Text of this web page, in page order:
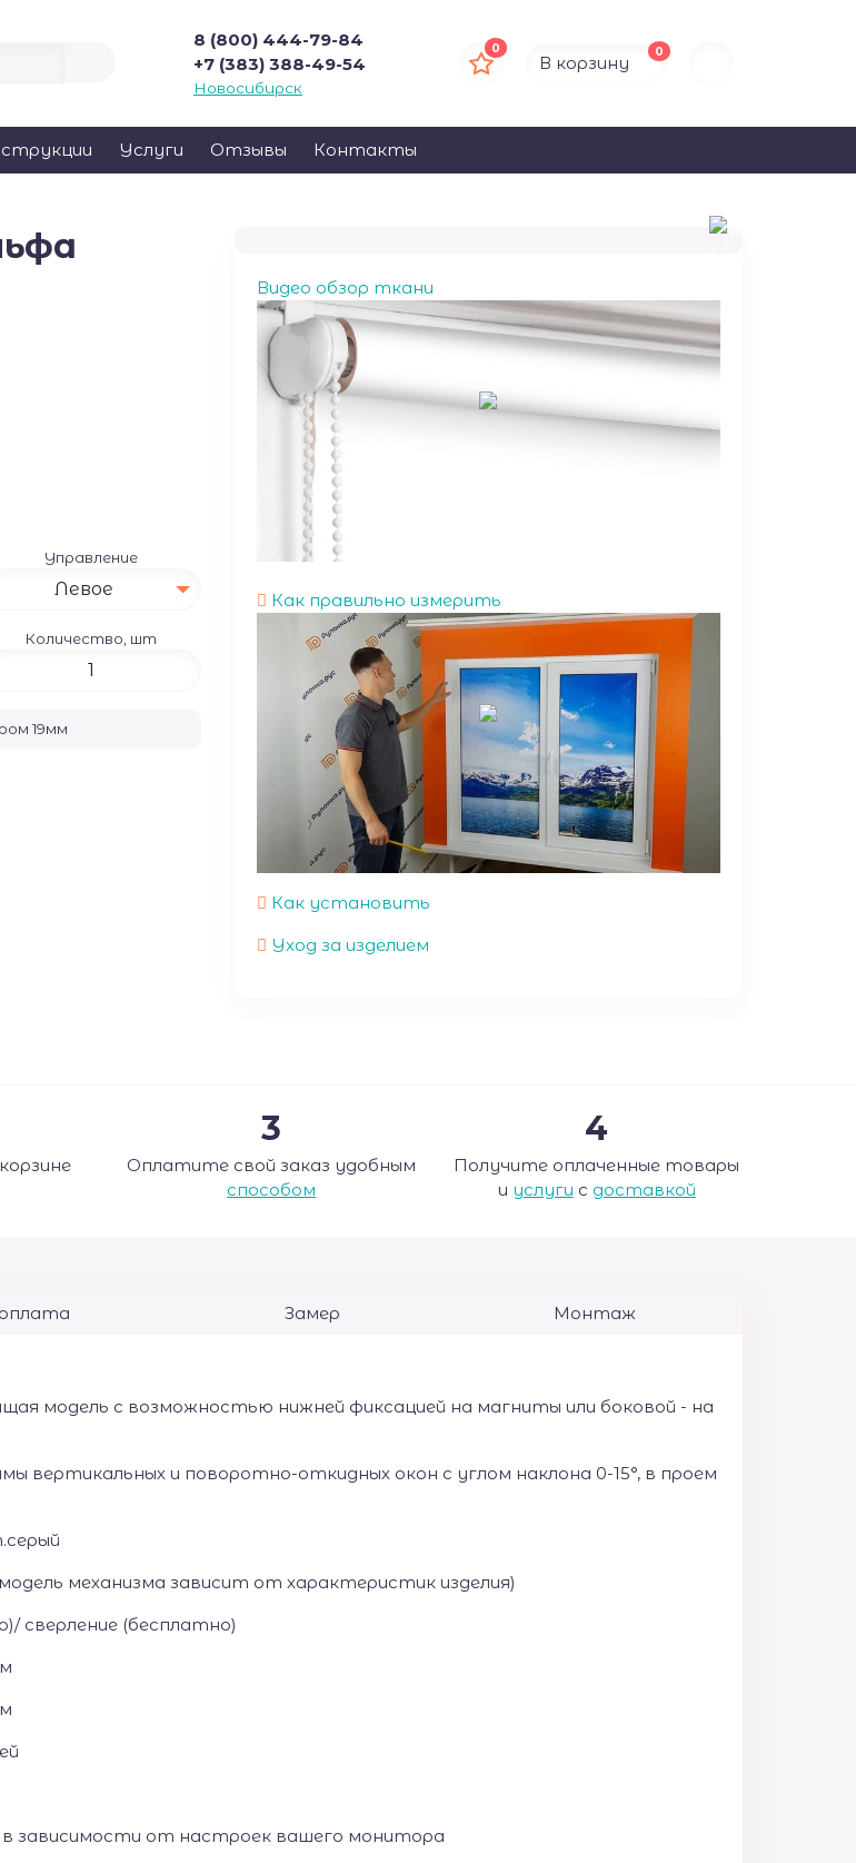
8 (800) 444-79-84
+7 (383) 388-49-54
Новосибирск
0
В корзину
0
Услуги Отзывы Контакты
Управление
Левое
Количество, шт
19мм
Видео обзор ткани
Как правильно измерить
Как установить
Уход за изделием
3
Оплатите свой заказ удобным
способом
4
Получите оплаченные товары
и услуги с доставкой
Замер Монтаж
модель с возможностью нижней фиксацией на магниты или боковой - на
вертикальных и поворотно-откидных окон с углом наклона 0-15°, в проем
механизма зависит от характеристик изделия)
сверление (бесплатно)
зависимости от настроек вашего монитора